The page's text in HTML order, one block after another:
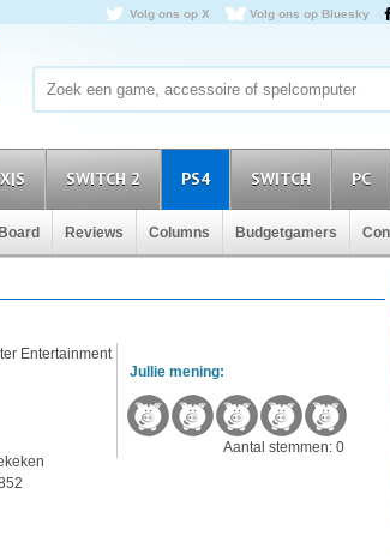
Volg ons op X Volg ons op Bluesky
SWITCH 2 PS4 SWITCH PC
Reviews Columns Budgetgamers
Entertainment
Jullie mening:
Aantal stemmen: 0